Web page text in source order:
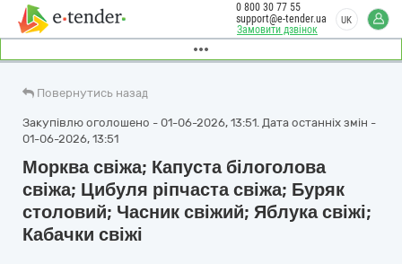
Замовити дзвінок
0 800 30 77 55
support@e-tender.ua
UK
Повернутись назад
Закупівлю оголошено - 01-06-2026, 13:51. Дата останніх змін -
01-06-2026, 13:51
Морква свіжа; Капуста білоголова
свіжа; Цибуля ріпчаста свіжа; Буряк
столовий; Часник свіжий; Яблука свіжі;
Кабачки свіжі